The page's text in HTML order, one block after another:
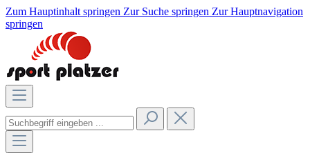
Zum Hauptinhalt springen Zur Suche springen Zur Hauptnavigation
springen